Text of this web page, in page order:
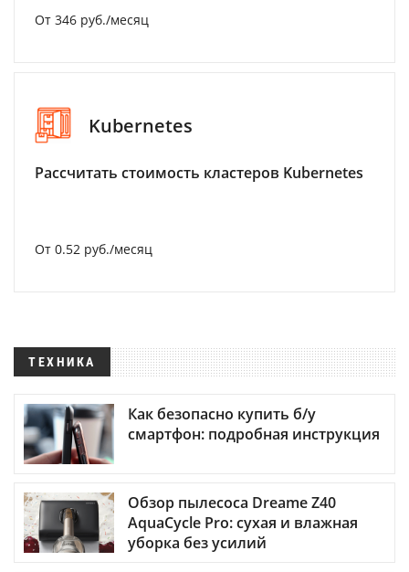
От 346 руб./месяц
Kubernetes
Рассчитать стоимость кластеров Kubernetes
От 0.52 руб./месяц
ТЕХНИКА
Как безопасно купить б/у
смартфон: подробная инструкция
Обзор пылесоса Dreame Z40
AquaCycle Pro: сухая и влажная
уборка без усилий